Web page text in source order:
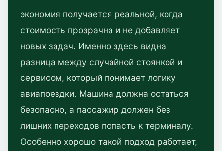
экономия получается реальной, когда
стоимость прозрачна и не добавляет
новых задач. Именно здесь видна
разница между случайной стоянкой и
сервисом, который понимает логику
авиапоездки. Машина должна остаться
безопасно, а пассажир должен без
лишних переходов попасть к терминалу.
Особенно хорошо такой подход работает,